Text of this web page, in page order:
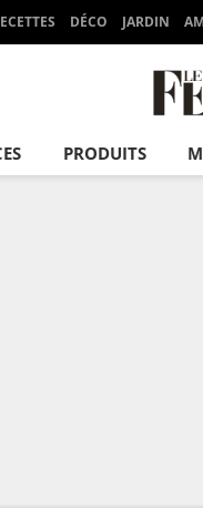
DÉCO JARDIN
PRODUITS